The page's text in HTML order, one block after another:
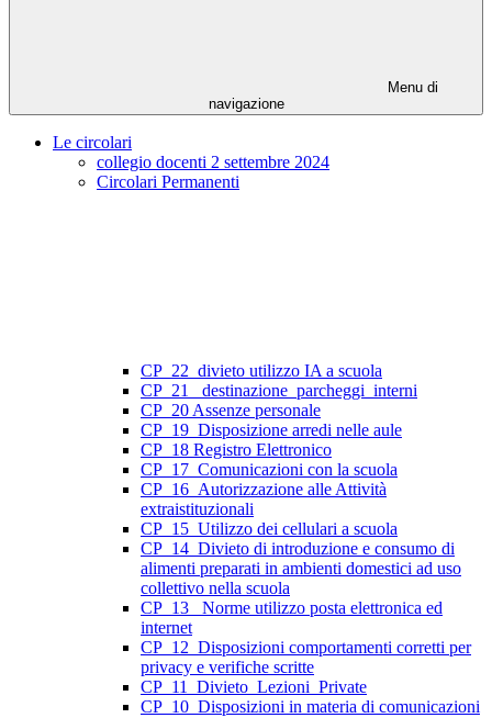
Menu di
navigazione
Le circolari
collegio docenti 2 settembre 2024
Circolari Permanenti
CP_22_divieto utilizzo IA a scuola
CP_21_ destinazione_parcheggi_interni
CP_20 Assenze personale
CP_19_Disposizione arredi nelle aule
CP_18 Registro Elettronico
CP_17_Comunicazioni con la scuola
CP_16_Autorizzazione alle Attività
extraistituzionali
CP_15_Utilizzo dei cellulari a scuola
CP_14_Divieto di introduzione e consumo di
alimenti preparati in ambienti domestici ad uso
collettivo nella scuola
CP_13_ Norme utilizzo posta elettronica ed
internet
CP_12_Disposizioni comportamenti corretti per
privacy e verifiche scritte
CP_11_Divieto_Lezioni_Private
CP_10_Disposizioni in materia di comunicazioni